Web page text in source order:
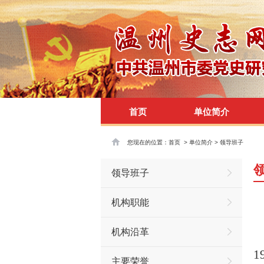
首页 单位简介
您现在的位置： 首页 > 单位简介 > 领导班子
领导班子
机构职能
机构沿革
主要荣誉